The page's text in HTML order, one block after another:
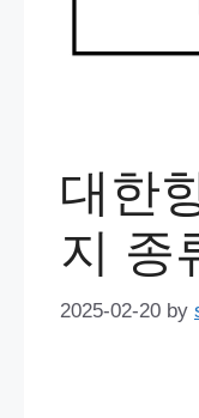
대한
지 종
2025-02-20 by